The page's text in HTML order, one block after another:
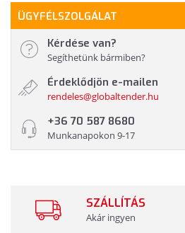
ÜGYFÉLSZOLGÁLAT
Kérdése van?
Segíthetünk bármiben?
Érdeklődjön e-mailen
rendeles@globaltender.hu
+36 70 587 8680
Munkanapokon 9-17
SZÁLLÍTÁS
Akár ingyen